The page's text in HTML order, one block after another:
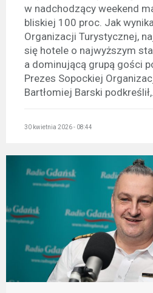
w nadchodzący weekend
bliskiej 100 proc. Jak
Organizacji Turystycznej,
się hotele o najwyższym
a dominującą grupą gości
Prezes Sopockiej
Bartłomiej Barski
30 kwietnia 2026 - 08:44